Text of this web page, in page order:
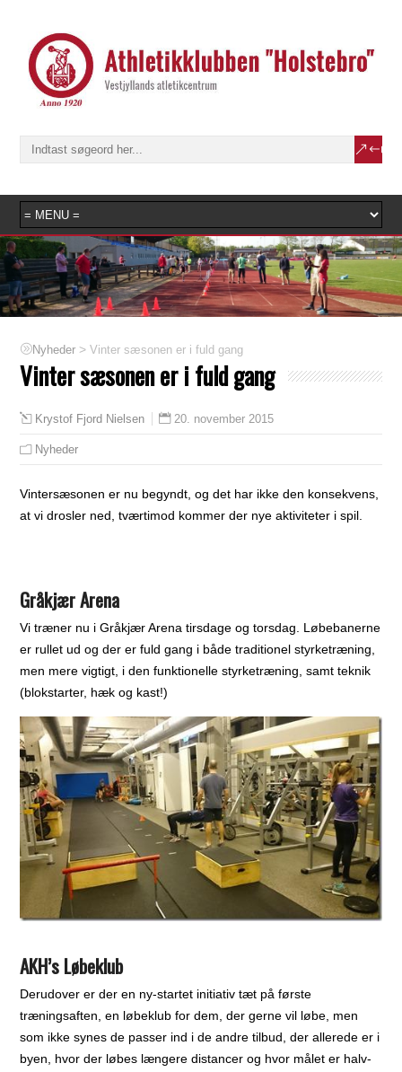
Nyheder >Vinter sæsonen er i fuld gang
Vinter sæsonen er i fuld gang
Krystof Fjord Nielsen 20. november 2015
Nyheder
Vintersæsonen er nu begyndt, og det har ikke den konsekvens,
at vi drosler ned, tværtimod kommer der nye aktiviteter i spil.
Gråkjær Arena
Vi træner nu i Gråkjær Arena tirsdage og torsdag. Løbebanerne
er rullet ud og der er fuld gang i både traditionel styrketræning,
men mere vigtigt, i den funktionelle styrketræning, samt teknik
(blokstarter, hæk og kast!)
AKH’s Løbeklub
Derudover er der en ny-startet initiativ tæt på første
træningsaften, en løbeklub for dem, der gerne vil løbe, men
som ikke synes de passer ind i de andre tilbud, der allerede er i
byen, hvor der løbes længere distancer og hvor målet er halv-